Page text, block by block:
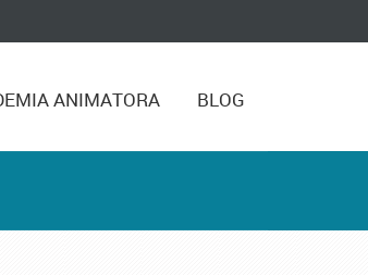
ANIMATORA BLOG